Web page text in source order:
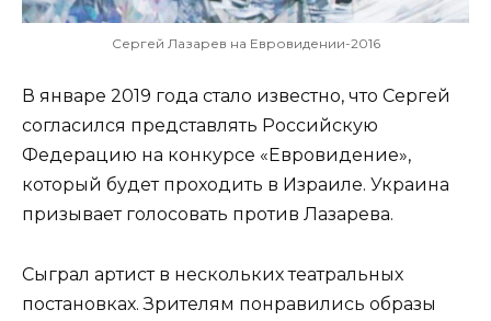
Сергей Лазарев на Евровидении-2016
В январе 2019 года стало известно, что Сергей
согласился представлять Российскую
Федерацию на конкурсе «Евровидение»,
который будет проходить в Израиле. Украина
призывает голосовать против Лазарева.
Сыграл артист в нескольких театральных
постановках. Зрителям понравились образы